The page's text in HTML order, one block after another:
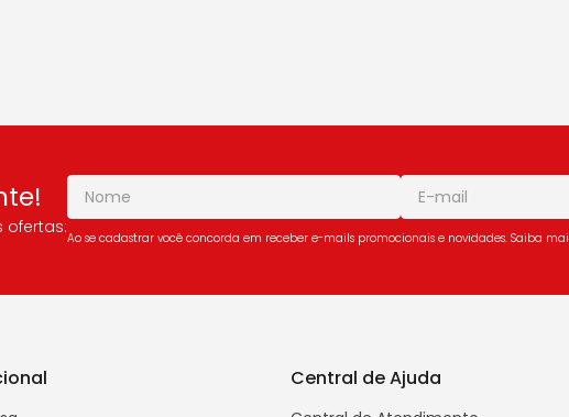
ofertas:
Ao se cadastrar você concorda em receber e-mails promocionais e novidades. Saiba
Central de Ajuda